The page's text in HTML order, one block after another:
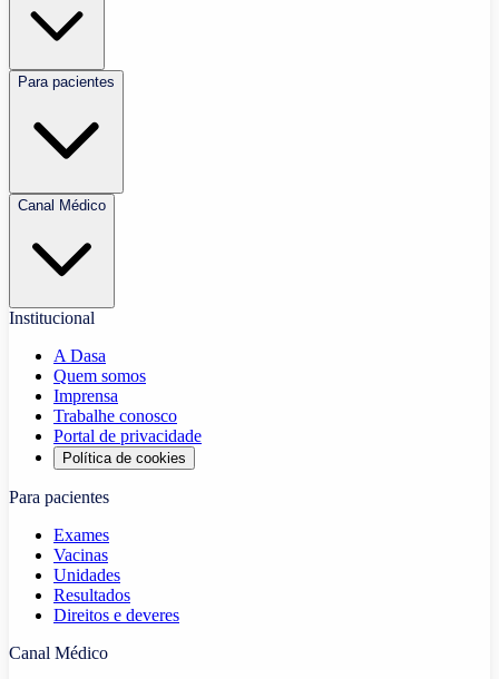
Para pacientes
Canal Médico
Institucional
A Dasa
Quem somos
Imprensa
Trabalhe conosco
Portal de privacidade
Política de cookies
Para pacientes
Exames
Vacinas
Unidades
Resultados
Direitos e deveres
Canal Médico